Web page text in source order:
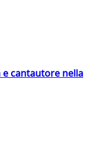
e cantautore nella